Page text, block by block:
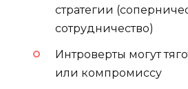
стратегии
сотрудничество)
Интроверты могут
или компромиссу